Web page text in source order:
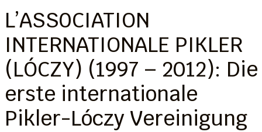
L’ASS0CIATION
INTERNATIONALE PIKLER
(LÓCZY) (1997 – 2012): Die
erste internationale
Pikler-Lóczy Vereinigung